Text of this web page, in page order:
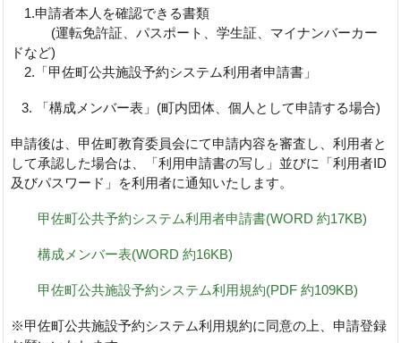
1.申請者本人を確認できる書類
(運転免許証、パスポート、学生証、マイナンバーカー
ドなど)
2.「甲佐町公共施設予約システム利用者申請書」
3. 「構成メンバー表」(町内団体、個人として申請する場合)
申請後は、甲佐町教育委員会にて申請内容を審査し、利用者と
して承認した場合は、「利用申請書の写し」並びに「利用者ID
及びパスワード」を利用者に通知いたします。
甲佐町公共予約システム利用者申請書(WORD 約17KB)
構成メンバー表(WORD 約16KB)
甲佐町公共施設予約システム利用規約(PDF 約109KB)
※甲佐町公共施設予約システム利用規約に同意の上、申請登録